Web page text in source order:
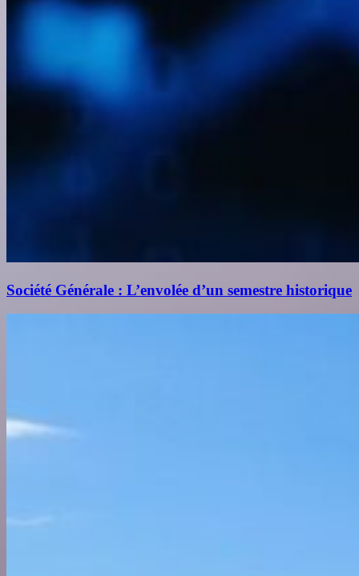
Société Générale : L’envolée d’un semestre historique